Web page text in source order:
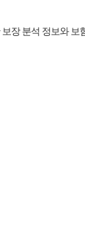
분석 정보와